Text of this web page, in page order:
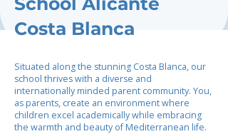
Costa Blanca
Situated along the stunning Costa Blanca, our
school thrives with a diverse and
internationally minded parent community. You,
as parents, create an environment where
children excel academically while embracing
the warmth and beauty of Mediterranean life.